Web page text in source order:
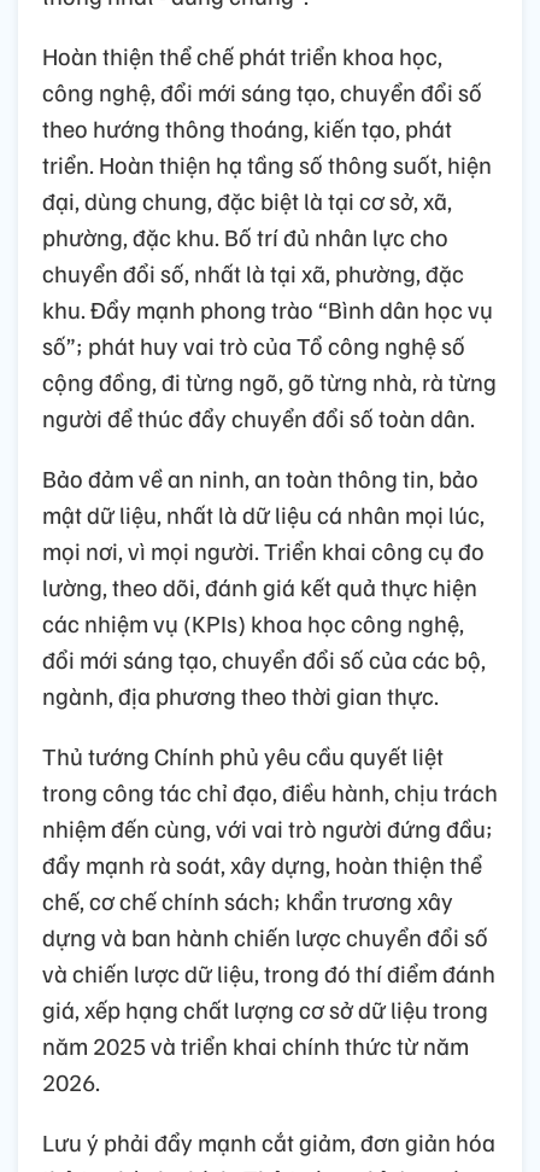
Hoàn thiện thể chế phát triển khoa học,
công nghệ, đổi mới sáng tạo, chuyển đổi số
theo hướng thông thoáng, kiến tạo, phát
triển. Hoàn thiện hạ tầng số thông suốt, hiện
đại, dùng chung, đặc biệt là tại cơ sở, xã,
phường, đặc khu. Bố trí đủ nhân lực cho
chuyển đổi số, nhất là tại xã, phường, đặc
khu. Đẩy mạnh phong trào “Bình dân học vụ
số”; phát huy vai trò của Tổ công nghệ số
cộng đồng, đi từng ngõ, gõ từng nhà, rà từng
người để thúc đẩy chuyển đổi số toàn dân.
Bảo đảm về an ninh, an toàn thông tin, bảo
mật dữ liệu, nhất là dữ liệu cá nhân mọi lúc,
mọi nơi, vì mọi người. Triển khai công cụ đo
lường, theo dõi, đánh giá kết quả thực hiện
các nhiệm vụ (KPIs) khoa học công nghệ,
đổi mới sáng tạo, chuyển đổi số của các bộ,
ngành, địa phương theo thời gian thực.
Thủ tướng Chính phủ yêu cầu quyết liệt
trong công tác chỉ đạo, điều hành, chịu trách
nhiệm đến cùng, với vai trò người đứng đầu;
đẩy mạnh rà soát, xây dựng, hoàn thiện thể
chế, cơ chế chính sách; khẩn trương xây
dựng và ban hành chiến lược chuyển đổi số
và chiến lược dữ liệu, trong đó thí điểm đánh
giá, xếp hạng chất lượng cơ sở dữ liệu trong
năm 2025 và triển khai chính thức từ năm
2026.
Lưu ý phải đẩy mạnh cắt giảm, đơn giản hóa